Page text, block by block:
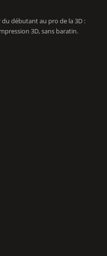
débutant au pro de la 3D :
3D, sans baratin.